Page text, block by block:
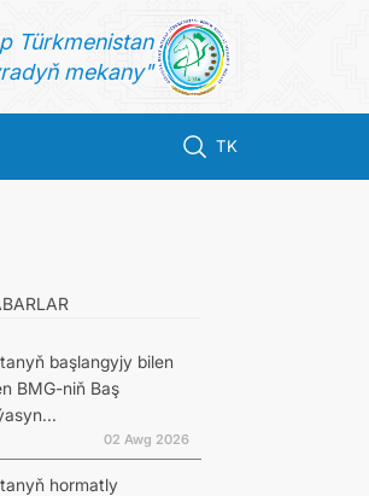
Türkmenistan
mekany"
TK
başlangyjy bilen
BMG-niň Baş
02 Awg 2026
hormatly